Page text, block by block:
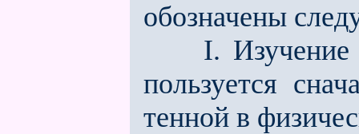
обозна­чены
I. Изучение
пользуется
тенной в